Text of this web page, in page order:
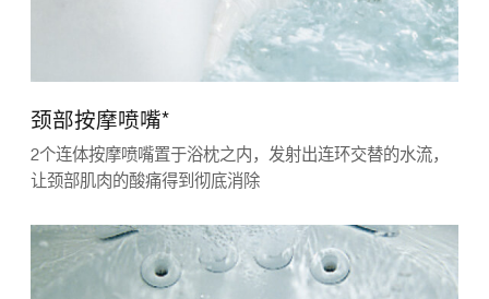
颈部按摩喷嘴*
2个连体按摩喷嘴置于浴枕之内，发射出连环交替的水流，
让颈部肌肉的酸痛得到彻底消除